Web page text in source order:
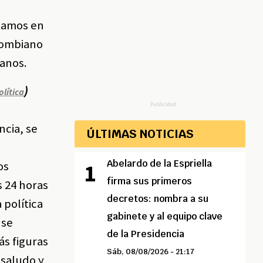
en
)
se
horas
política
figuras
Publicidad
ÚLTIMAS NOTICIAS
Abelardo de la Espriella
firma sus primeros
decretos: nombra a su
gabinete y al equipo clave
de la Presidencia
Sáb, 08/08/2026 - 21:17